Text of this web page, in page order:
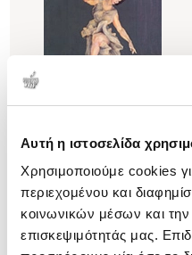
Αυτή η ιστοσελίδα
Χρησιμοποιούμε cookies
περιεχομένου και
κοινωνικών μέσων και
επισκεψιμότητάς μας.
(0)
ΤΟΥΜΠΕΣ ΣΤΟΝ ΑΝΗΦΟΡΟ
ROVEREDO PINO
Κωδ. Πολιτείας:0110-0283